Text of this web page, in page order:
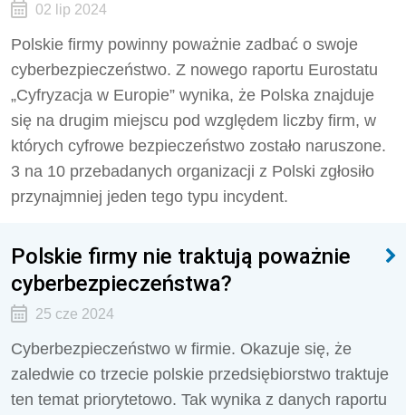
02 lip 2024
Polskie firmy powinny poważnie zadbać o swoje
cyberbezpieczeństwo. Z nowego raportu Eurostatu
„Cyfryzacja w Europie” wynika, że Polska znajduje
się na drugim miejscu pod względem liczby firm, w
których cyfrowe bezpieczeństwo zostało naruszone.
3 na 10 przebadanych organizacji z Polski zgłosiło
przynajmniej jeden tego typu incydent.
Polskie firmy nie traktują poważnie
cyberbezpieczeństwa?
25 cze 2024
Cyberbezpieczeństwo w firmie. Okazuje się, że
zaledwie co trzecie polskie przedsiębiorstwo traktuje
ten temat priorytetowo. Tak wynika z danych raportu